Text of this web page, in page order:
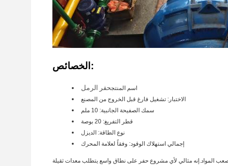
الخصائص:
اسم المنتجحفر الرمل
الاختبار: تشغيل فارغ قبل الخروج من المصنع
سمك الصفيحة الجانبية: 10 ملم
قطر التفريغ: 20 بوصة
نوع الطاقة: الديزل
إجمالي استهلاك الوقود: وفقاً لعلامة المحرك